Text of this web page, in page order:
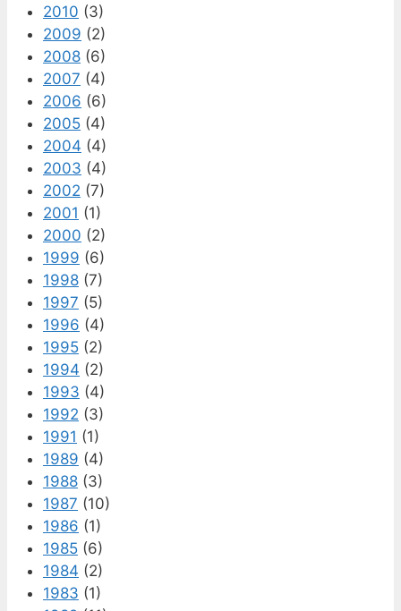
2010 (3)
2009 (2)
2008 (6)
2007 (4)
2006 (6)
2005 (4)
2004 (4)
2003 (4)
2002 (7)
2001 (1)
2000 (2)
1999 (6)
1998 (7)
1997 (5)
1996 (4)
1995 (2)
1994 (2)
1993 (4)
1992 (3)
1991 (1)
1989 (4)
1988 (3)
1987 (10)
1986 (1)
1985 (6)
1984 (2)
1983 (1)